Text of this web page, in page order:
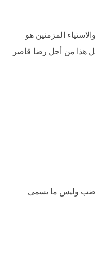
المزمنين هو
هذا من أجل رضا قاصر
وليس ما يسمى